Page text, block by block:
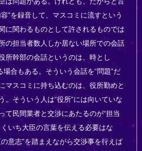
”を録音して、マスコミに流すという
に関わるものとして許されるものでは
の担当者数人しか居ない場所での会話
所幹部の会話というのは、時とし
場合もある。そういう会話を“問題”だ
マスコミに持ち込むのは、役所勤めと
。そういう人は“役所”には向いていな
て民間業者と交渉にあたるのが“担当
いち大臣の言葉を伝える必要はな
意志”を踏まえながら交渉事を行えば